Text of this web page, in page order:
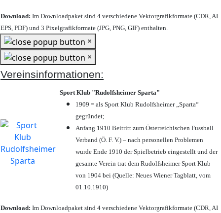
Download: Im Downloadpaket sind 4 verschiedene Vektorgrafikformate (CDR, AI
EPS, PDF) und 3 Pixelgrafikformate (JPG, PNG, GIF) enthalten.
×
×
Vereinsinformationen:
Sport Klub "Rudolfsheimer Sparta"
1909 = als Sport Klub Rudolfsheimer „Sparta“
gegründet;
Anfang 1910 Beitritt zum Österreichischen Fussball
Verband (Ö. F. V.) – nach personellen Problemen
wurde Ende 1910 der Spielbetrieb eingestellt und der
gesamte Verein trat dem Rudolfsheimer Sport Klub
von 1904 bei (Quelle: Neues Wiener Tagblatt, vom
01.10.1910)
Download: Im Downloadpaket sind 4 verschiedene Vektorgrafikformate (CDR, AI